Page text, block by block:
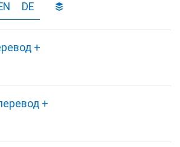
DE
+
+